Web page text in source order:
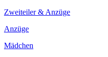
Zweiteiler & Anzüge
Anzüge
Mädchen